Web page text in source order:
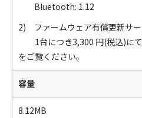
Bluetooth: 1.12
2) ファームウェア有償更新サ
1台につき3,300 円(税込)にて
をご覧ください。
容量
8.12MB